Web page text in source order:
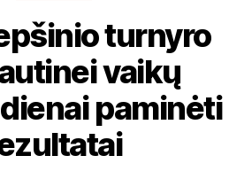
turnyro
vaikų
paminėti